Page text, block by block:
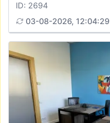
ID: 2694
03-08-2026, 12:04:29